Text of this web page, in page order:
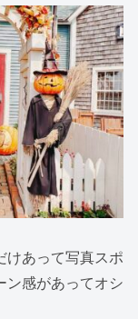
けあって写真スポ
ン感があってオシ